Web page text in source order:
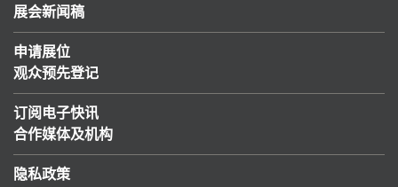
展会新闻稿
申请展位
观众预先登记
订阅电子快讯
合作媒体及机构
隐私政策